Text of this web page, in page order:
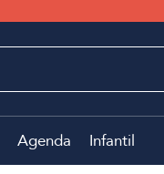
Agenda Infantil